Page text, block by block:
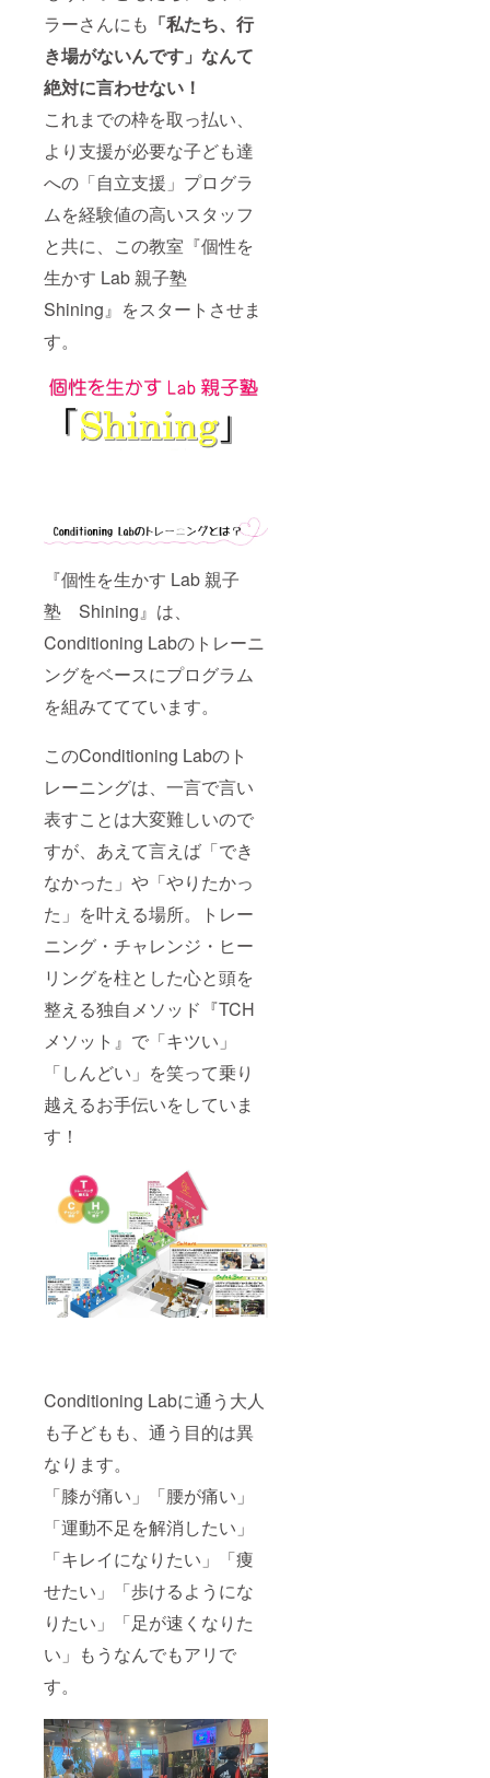
ラーさんにも 「私たち、行
き場がないんです」なんて
絶対に言わせない ！
これまでの枠を取っ払い、
より支援が必要な子ども達
への「自立支援」プログラ
ムを経験値の高いスタッフ
と共に、この教室『個性を
生かす Lab 親子塾
Shining』をスタートさせま
す。
『個性を生かす Lab 親子
塾 Shining』は、
Conditioning Labのトレーニ
ングをベースにプログラム
を組みててています。
このConditioning Labのト
レーニングは、一言で言い
表すことは大変難しいので
すが、あえて言えば「でき
なかった」や「やりたかっ
た」を叶える場所。トレー
ニング・チャレンジ・ヒー
リングを柱とした心と頭を
整える独自メソッド『TCH
メソット』で「キツい」
「しんどい」を笑って乗り
越えるお手伝いをしていま
す！
Conditioning Labに通う大人
も子どもも、通う目的は異
なります。
「膝が痛い」「腰が痛い」
「運動不足を解消したい」
「キレイになりたい」「痩
せたい」「歩けるようにな
りたい」「足が速くなりた
い」もうなんでもアリで
す。